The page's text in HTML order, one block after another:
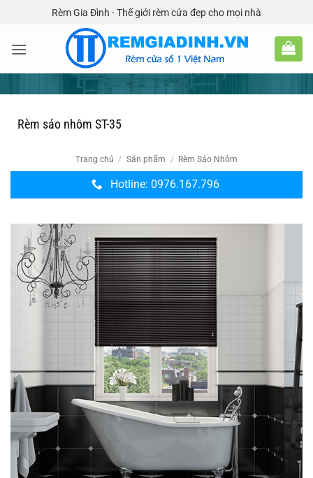
nội
Rèm Gia Đình - Thế giới rèm cửa đẹp cho mọi nhà
Rèm sáo nhôm ST-35
Trang chủ / Sản phẩm / Rèm Sáo Nhôm
Hotline: 0976.167.796